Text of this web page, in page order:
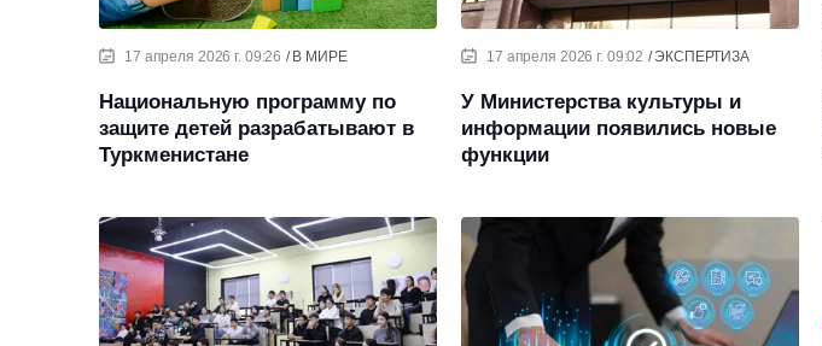
17 апреля 2026 г. 09:26 В МИРЕ
Национальную программу по
защите детей разрабатывают в
Туркменистане
17 апреля 2026 г. 09:02 ЭКСПЕРТИЗА
У Министерства культуры и
информации появились новые
функции